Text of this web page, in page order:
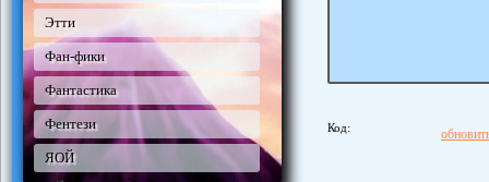
Этти
Фан-фики
Фантастика
Фентези
ЯОЙ
Код: